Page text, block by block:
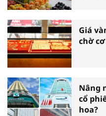
Giá
chờ
Nâng
cổ
hoa?